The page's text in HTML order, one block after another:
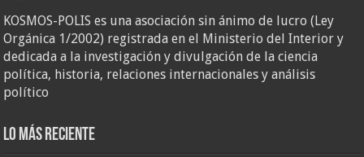
KOSMOS-POLIS es una asociación sin ánimo de lucro (Ley
Orgánica 1/2002) registrada en el Ministerio del Interior y
dedicada a la investigación y divulgación de la ciencia
política, historia, relaciones internacionales y análisis
político
Lo más reciente